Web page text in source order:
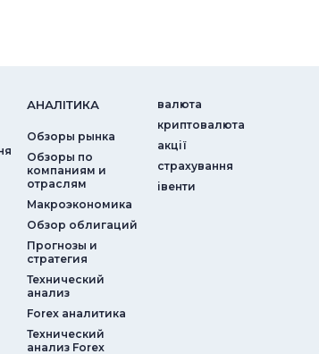
АНАЛIТИКА
Обзоры рынка
Обзоры по
компаниям и
отраслям
Макроэкономика
Обзор облигаций
Прогнозы и
стратегия
Технический
анализ
Forex аналитика
Технический
анализ Forex
валюта
криптовалюта
акції
страхування
iвенти